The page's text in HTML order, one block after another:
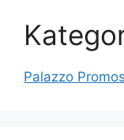
Palazzo